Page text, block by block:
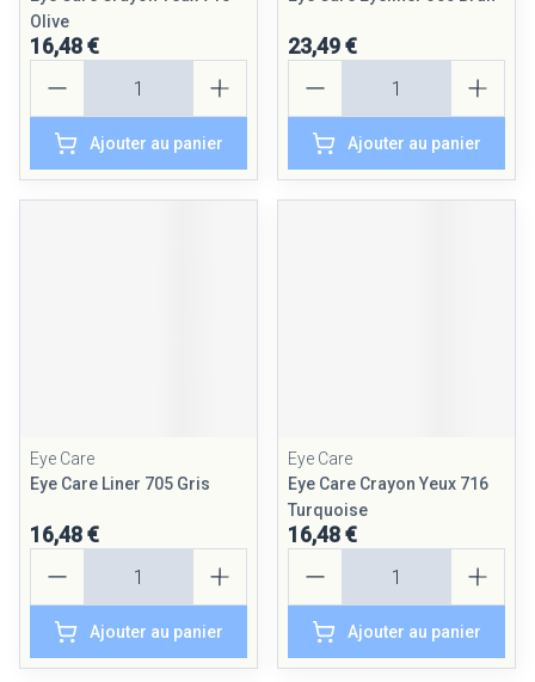
Olive
16,48 €
Ajouter au panier
23,49 €
Ajouter au panier
Eye Care
Eye Care Liner 705 Gris
16,48 €
Ajouter au panier
Eye Care
Eye Care Crayon Yeux 716
Turquoise
16,48 €
Ajouter au panier